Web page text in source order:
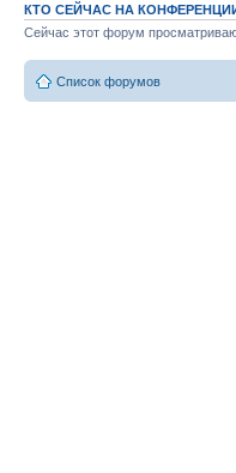
КТО СЕЙЧАС НА
Сейчас этот форум
Список форумов